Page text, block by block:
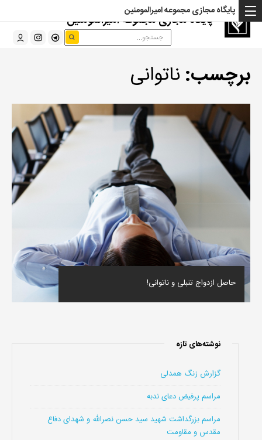
پایگاه مجازی مجموعه امیرالمومنین
پایگاه مجازی مجموعه امیرالمومنین
برچسب: ناتوانی
حاصل ازدواج تنبلى و ناتوانى!
نوشته‌های تازه
گزارش زنگ همدلی
مراسم پرفیض دعای ندبه
مراسم بزرگداشت شهید سید حسن نصرالله و شهدای دفاع
مقدس و مقاومت